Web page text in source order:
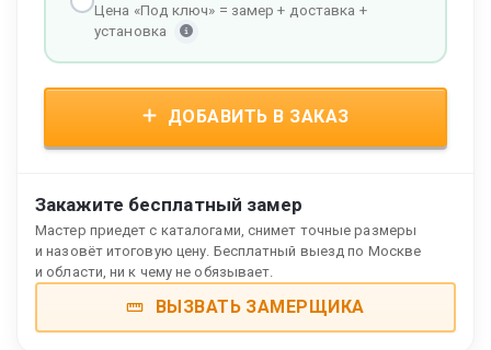
Цена «Под ключ» = замер + доставка +
установка
ДОБАВИТЬ В ЗАКАЗ
Закажите бесплатный замер
Мастер приедет с каталогами, снимет точные размеры
и назовёт итоговую цену. Бесплатный выезд по Москве
и области, ни к чему не обязывает.
ВЫЗВАТЬ ЗАМЕРЩИКА